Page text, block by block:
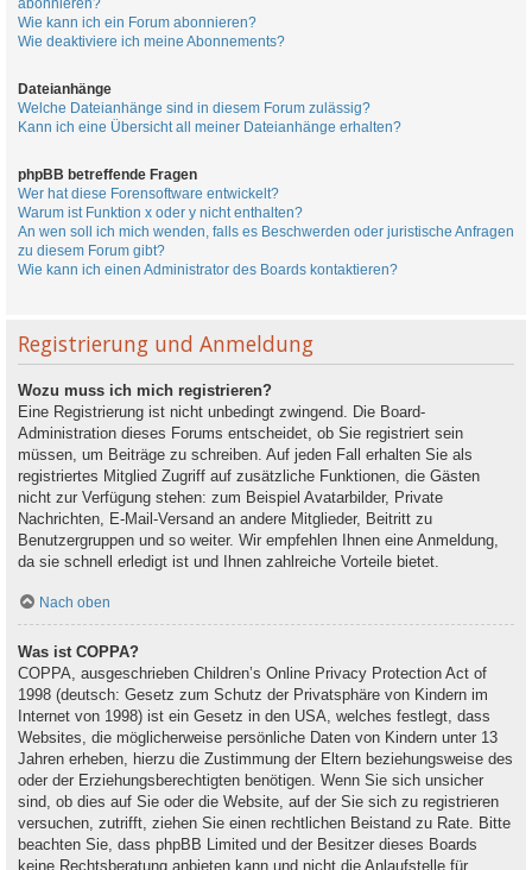
abonnieren?
Wie kann ich ein Forum abonnieren?
Wie deaktiviere ich meine Abonnements?
Dateianhänge
Welche Dateianhänge sind in diesem Forum zulässig?
Kann ich eine Übersicht all meiner Dateianhänge erhalten?
phpBB betreffende Fragen
Wer hat diese Forensoftware entwickelt?
Warum ist Funktion x oder y nicht enthalten?
An wen soll ich mich wenden, falls es Beschwerden oder juristische Anfragen
zu diesem Forum gibt?
Wie kann ich einen Administrator des Boards kontaktieren?
Registrierung und Anmeldung
Wozu muss ich mich registrieren?
Eine Registrierung ist nicht unbedingt zwingend. Die Board-
Administration dieses Forums entscheidet, ob Sie registriert sein
müssen, um Beiträge zu schreiben. Auf jeden Fall erhalten Sie als
registriertes Mitglied Zugriff auf zusätzliche Funktionen, die Gästen
nicht zur Verfügung stehen: zum Beispiel Avatarbilder, Private
Nachrichten, E-Mail-Versand an andere Mitglieder, Beitritt zu
Benutzergruppen und so weiter. Wir empfehlen Ihnen eine Anmeldung,
da sie schnell erledigt ist und Ihnen zahlreiche Vorteile bietet.
Nach oben
Was ist COPPA?
COPPA, ausgeschrieben Children’s Online Privacy Protection Act of
1998 (deutsch: Gesetz zum Schutz der Privatsphäre von Kindern im
Internet von 1998) ist ein Gesetz in den USA, welches festlegt, dass
Websites, die möglicherweise persönliche Daten von Kindern unter 13
Jahren erheben, hierzu die Zustimmung der Eltern beziehungsweise des
oder der Erziehungsberechtigten benötigen. Wenn Sie sich unsicher
sind, ob dies auf Sie oder die Website, auf der Sie sich zu registrieren
versuchen, zutrifft, ziehen Sie einen rechtlichen Beistand zu Rate. Bitte
beachten Sie, dass phpBB Limited und der Besitzer dieses Boards
keine Rechtsberatung anbieten kann und nicht die Anlaufstelle für